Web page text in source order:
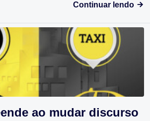
Continuar lendo
ao mudar discurso